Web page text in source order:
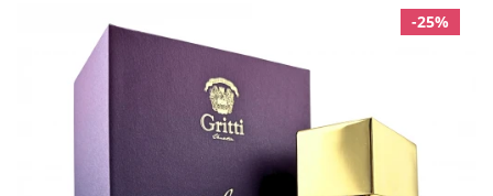
-25%